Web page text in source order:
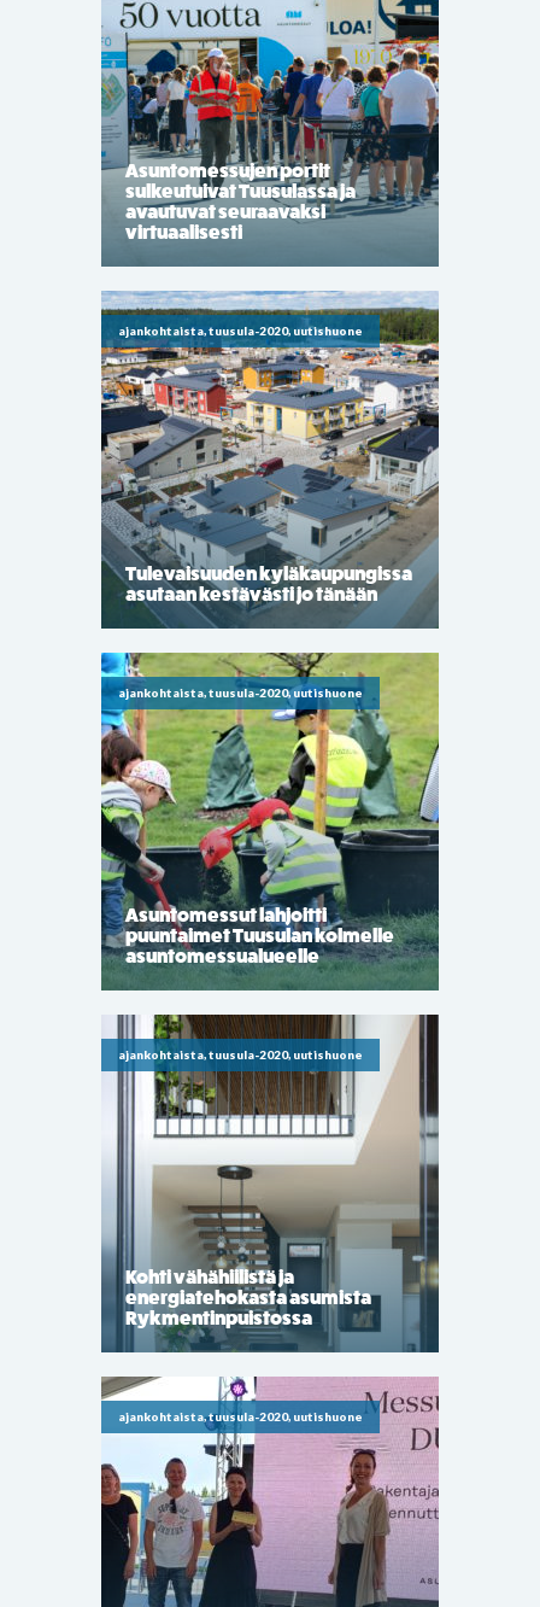
Asuntomessujen portit
sulkeutuivat Tuusulassa ja
avautuvat seuraavaksi
virtuaalisesti
ajankohtaista, tuusula-2020, uutishuone
Tulevaisuuden kyläkaupungissa
asutaan kestävästi jo tänään
ajankohtaista, tuusula-2020, uutishuone
Asuntomessut lahjoitti
puuntaimet Tuusulan kolmelle
asuntomessualueelle
ajankohtaista, tuusula-2020, uutishuone
Kohti vähähiilistä ja
energiatehokasta asumista
Rykmentinpuistossa
ajankohtaista, tuusula-2020, uutishuone